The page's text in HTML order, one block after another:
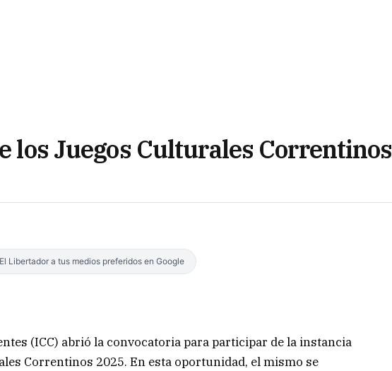
los Juegos Culturales Correntinos
Libertador a tus medios preferidos en Google
(ICC) abrió la convocatoria para participar de la instancia
Correntinos 2025. En esta oportunidad, el mismo se